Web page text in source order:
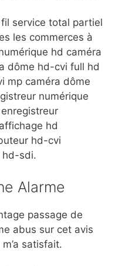
fil service total partiel
les commerces à
hd caméra
dôme hd-cvi full hd
mp caméra dôme
numérique
hd
hd-cvi
hd-sdi.
Alarme
passage de
abus sur cet avis
satisfait.